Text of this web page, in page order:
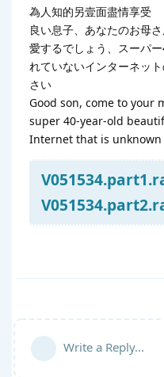
為人知的另壹面盡情享受
良い息子、あなたのお母
愛するでしょう、スーパ
れていないインターネッ
さい
Good son, come to your
super 40-year-old
Internet that is
Write a Reply...